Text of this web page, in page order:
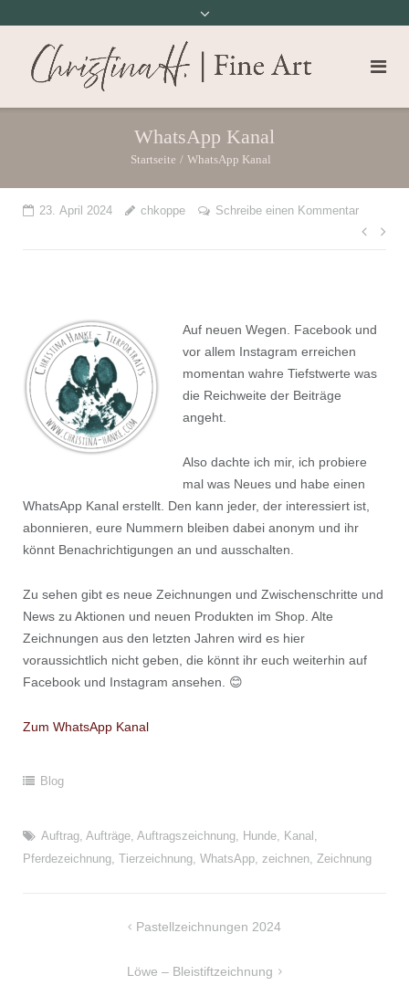
WhatsApp Kanal
Startseite / WhatsApp Kanal
23. April 2024 chkoppe Schreibe einen Kommentar
Auf neuen Wegen. Facebook und
vor allem Instagram erreichen
momentan wahre Tiefstwerte was
die Reichweite der Beiträge
angeht.
Also dachte ich mir, ich probiere
mal was Neues und habe einen
WhatsApp Kanal erstellt. Den kann jeder, der interessiert ist,
abonnieren, eure Nummern bleiben dabei anonym und ihr
könnt Benachrichtigungen an und ausschalten.
Zu sehen gibt es neue Zeichnungen und Zwischenschritte und
News zu Aktionen und neuen Produkten im Shop. Alte
Zeichnungen aus den letzten Jahren wird es hier
voraussichtlich nicht geben, die könnt ihr euch weiterhin auf
Facebook und Instagram ansehen. 😊
Zum WhatsApp Kanal
Blog
Auftrag, Aufträge, Auftragszeichnung, Hunde, Kanal ,
Pferdezeichnung, Tierzeichnung, WhatsApp, zeichnen, Zeichnung
BeitragsnavigationPastellzeichnungen 2024
Löwe – Bleistiftzeichnung